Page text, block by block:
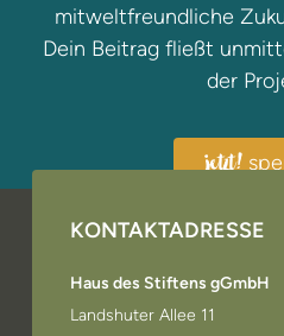
mitweltfreundliche
Dein Beitrag fließt
der
jetzt!
KONTAKTADRESSE
Haus des Stiftens gGmbH
Landshuter Allee 11